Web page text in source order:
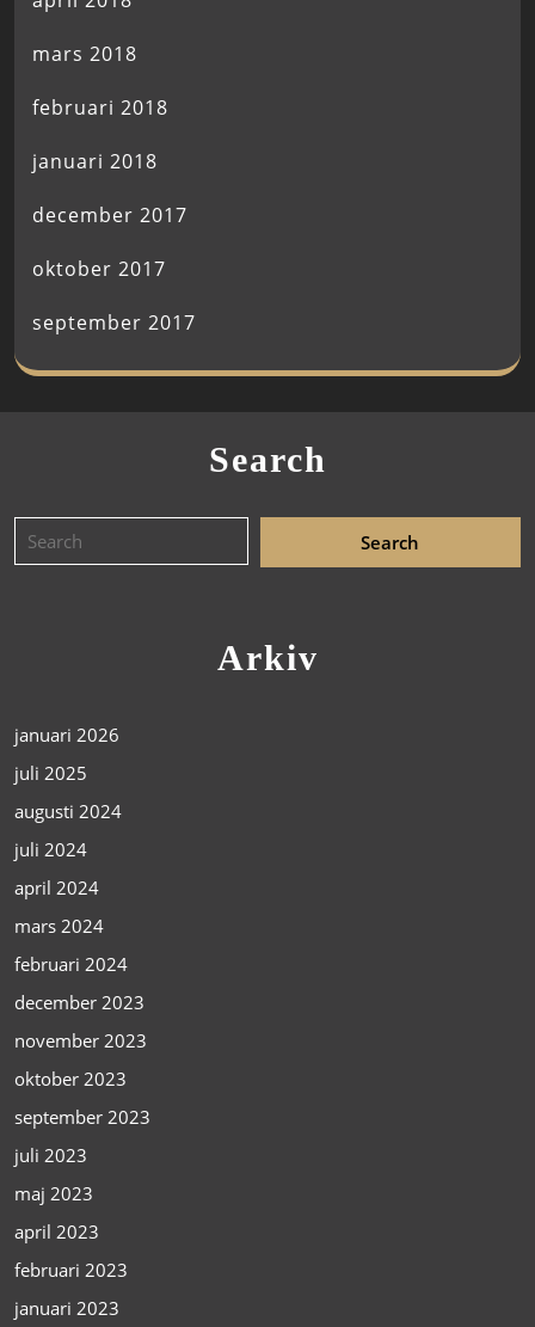
mars 2018
februari 2018
januari 2018
december 2017
oktober 2017
september 2017
Search
Arkiv
januari 2026
juli 2025
augusti 2024
juli 2024
april 2024
mars 2024
februari 2024
december 2023
november 2023
oktober 2023
september 2023
juli 2023
maj 2023
april 2023
februari 2023
januari 2023